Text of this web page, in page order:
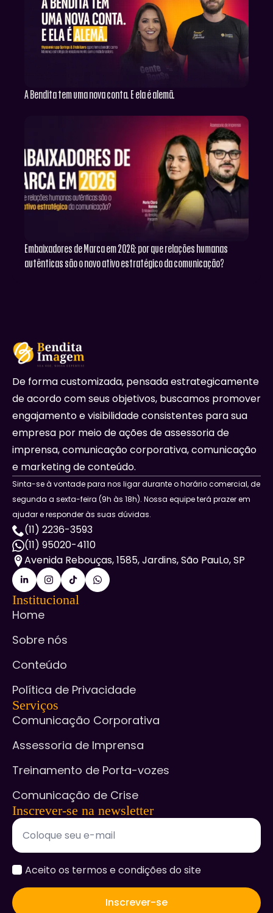
A Bendita tem uma nova conta. E ela é alemã.
Embaixadores de Marca em 2026: por que relações humanas
autênticas são o novo ativo estratégico da comunicação?
De forma customizada, pensada estrategicamente
de acordo com seus objetivos, buscamos promover
engajamento e visibilidade consistentes para sua
empresa por meio de ações de assessoria de
imprensa, comunicação corporativa, comunicação
e marketing de conteúdo.
Sinta-se à vontade para nos ligar durante o horário comercial, de
segunda a sexta-feira (9h às 18h). Nossa equipe terá prazer em
ajudar e responder às suas dúvidas.
(11) 2236-3593
(11) 95020-4110
Avenida Rebouças, 1585, Jardins, São PauLo, SP
Institucional
Home
Sobre nós
Conteúdo
Política de Privacidade
Serviços
Comunicação Corporativa
Assessoria de Imprensa
Treinamento de Porta-vozes
Comunicação de Crise
Inscrever-se na newsletter
accept
Aceito os termos e condições do site
Inscrever-se